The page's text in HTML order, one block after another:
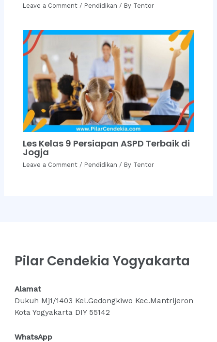
Leave a Comment / Pendidikan / By Tentor
Les Kelas 9 Persiapan ASPD Terbaik di
Jogja
Leave a Comment / Pendidikan / By Tentor
Pilar Cendekia Yogyakarta
Alamat
Dukuh Mj1/1403 Kel.Gedongkiwo Kec.Mantrijeron
Kota Yogyakarta DIY 55142
WhatsApp